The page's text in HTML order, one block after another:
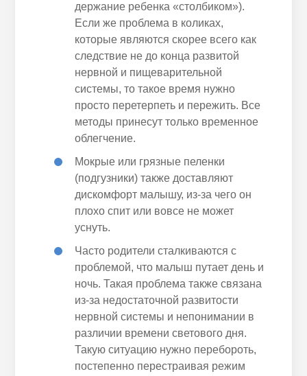
держание ребенка «столбиком»).
Если же проблема в коликах,
которые являются скорее всегокак
следствие не до конца развитой
нервной и пищеварительной
системы, то такое время нужно
просто перетерпеть и пережить. Все
методы принесут только временное
облегчение.
Мокрые или грязные пеленки
(подгузники) также доставляют
дискомфорт малышу, из-за чего он
плохо спит или вовсе не может
уснуть.
Часто родители сталкиваются с
проблемой, что малыш путает день и
ночь. Такая проблема также связана
из-за недостаточной развитости
нервной системы и непонимании в
различии времени светового дня.
Такую ситуацию нужно перебороть,
постепенно перестраивая режим